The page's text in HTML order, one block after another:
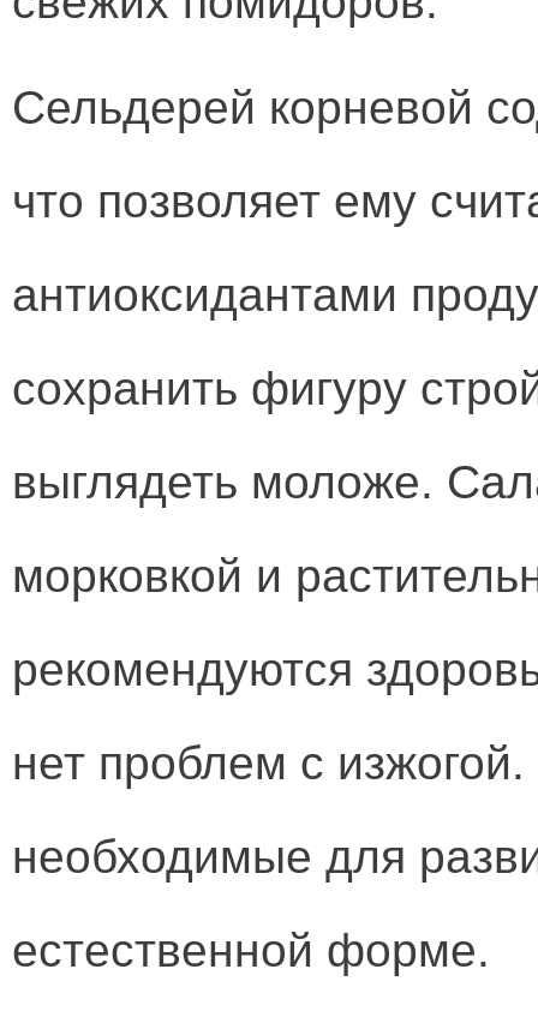
Сельдерей корневой
что позволяет ему
антиоксидантами
сохранить фигуру
выглядеть моложе.
морковкой и
рекомендуются
нет проблем с
необходимые для
естественной форме.